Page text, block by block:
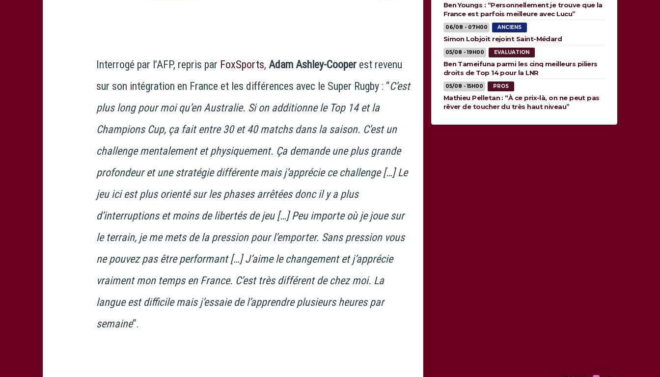
Interrogé par l’AFP, repris par FoxSports, Adam Ashley-Cooper est revenu
sur son intégration en France et les différences avec le Super Rugby : “C’est
plus long pour moi qu’en Australie. Si on additionne le Top 14 et la
Champions Cup, ça fait entre 30 et 40 matchs dans la saison. C’est un
challenge mentalement et physiquement. Ça demande une plus grande
profondeur et une stratégie différente mais j’apprécie ce challenge […] Le
jeu ici est plus orienté sur les phases arrêtées donc il y a plus
d’interruptions et moins de libertés de jeu […] Peu importe où je joue sur
le terrain, je me mets de la pression pour l’emporter. Sans pression vous
ne pouvez pas être performant […] J’aime le changement et j’apprécie
vraiment mon temps en France. C’est très différent de chez moi. La
langue est difficile mais j’essaie de l’apprendre plusieurs heures par
semaine“.
Ben Youngs : “Personnellement je trouve que la
France est parfois meilleure avec Lucu”
06/08 - 07H00 ANCIENS
Simon Lobjoit rejoint Saint-Médard
05/08 - 19H00 EVALUATION
Ben Tameifuna parmi les cinq meilleurs piliers
droits de Top 14 pour la LNR
05/08 - 15H00 PROS
Mathieu Pelletan : “À ce prix-là, on ne peut pas
rêver de toucher du très haut niveau”